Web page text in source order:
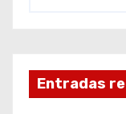
Entradas